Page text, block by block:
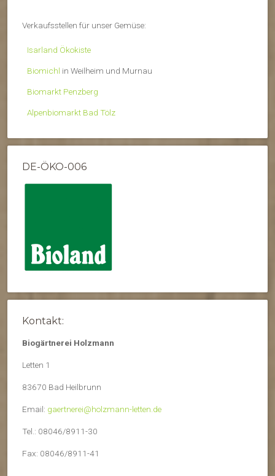
Verkaufsstellen für unser Gemüse:
Isarland Ökokiste
Biomichl in Weilheim und Murnau
Biomarkt Penzberg
Alpenbiomarkt Bad Tölz
DE-ÖKO-006
Kontakt:
Biogärtnerei Holzmann
Letten 1
83670 Bad Heilbrunn
Email: gaertnerei@holzmann-letten.de
Tel.: 08046/8911-30
Fax: 08046/8911-41